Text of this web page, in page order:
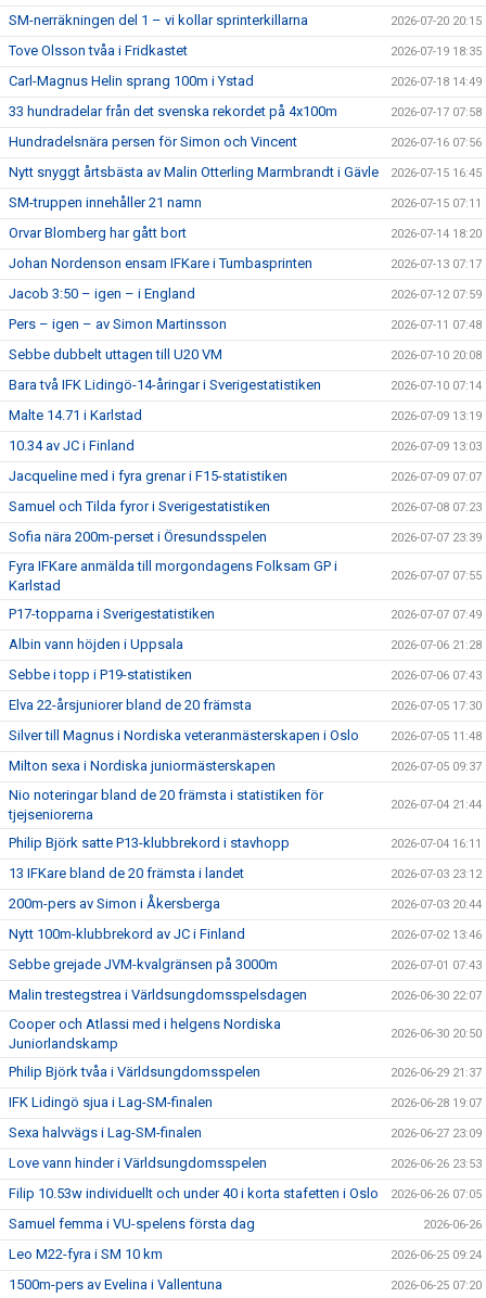
SM-nerräkningen del 1 – vi kollar sprinterkillarna 2026-07-20 20:15
Tove Olsson tvåa i Fridkastet 2026-07-19 18:35
Carl-Magnus Helin sprang 100m i Ystad 2026-07-18 14:49
33 hundradelar från det svenska rekordet på 4x100m 2026-07-17 07:58
Hundradelsnära persen för Simon och Vincent 2026-07-16 07:56
Nytt snyggt årtsbästa av Malin Otterling Marmbrandt i Gävle 2026-07-15 16:45
SM-truppen innehåller 21 namn 2026-07-15 07:11
Orvar Blomberg har gått bort 2026-07-14 18:20
Johan Nordenson ensam IFKare i Tumbasprinten 2026-07-13 07:17
Jacob 3:50 – igen – i England 2026-07-12 07:59
Pers – igen – av Simon Martinsson 2026-07-11 07:48
Sebbe dubbelt uttagen till U20 VM 2026-07-10 20:08
Bara två IFK Lidingö-14-åringar i Sverigestatistiken 2026-07-10 07:14
Malte 14.71 i Karlstad 2026-07-09 13:19
10.34 av JC i Finland 2026-07-09 13:03
Jacqueline med i fyra grenar i F15-statistiken 2026-07-09 07:07
Samuel och Tilda fyror i Sverigestatistiken 2026-07-08 07:23
Sofia nära 200m-perset i Öresundsspelen 2026-07-07 23:39
Fyra IFKare anmälda till morgondagens Folksam GP i
Karlstad
2026-07-07 07:55
P17-topparna i Sverigestatistiken 2026-07-07 07:49
Albin vann höjden i Uppsala 2026-07-06 21:28
Sebbe i topp i P19-statistiken 2026-07-06 07:43
Elva 22-årsjuniorer bland de 20 främsta 2026-07-05 17:30
Silver till Magnus i Nordiska veteranmästerskapen i Oslo 2026-07-05 11:48
Milton sexa i Nordiska juniormästerskapen 2026-07-05 09:37
Nio noteringar bland de 20 främsta i statistiken för
tjejseniorerna
2026-07-04 21:44
Philip Björk satte P13-klubbrekord i stavhopp 2026-07-04 16:11
13 IFKare bland de 20 främsta i landet 2026-07-03 23:12
200m-pers av Simon i Åkersberga 2026-07-03 20:44
Nytt 100m-klubbrekord av JC i Finland 2026-07-02 13:46
Sebbe grejade JVM-kvalgränsen på 3000m 2026-07-01 07:43
Malin trestegstrea i Världsungdomsspelsdagen 2026-06-30 22:07
Cooper och Atlassi med i helgens Nordiska
Juniorlandskamp
2026-06-30 20:50
Philip Björk tvåa i Världsungdomsspelen 2026-06-29 21:37
IFK Lidingö sjua i Lag-SM-finalen 2026-06-28 19:07
Sexa halvvägs i Lag-SM-finalen 2026-06-27 23:09
Love vann hinder i Världsungdomsspelen 2026-06-26 23:53
Filip 10.53w individuellt och under 40 i korta stafetten i Oslo 2026-06-26 07:05
Samuel femma i VU-spelens första dag 2026-06-26
Leo M22-fyra i SM 10 km 2026-06-25 09:24
1500m-pers av Evelina i Vallentuna 2026-06-25 07:20